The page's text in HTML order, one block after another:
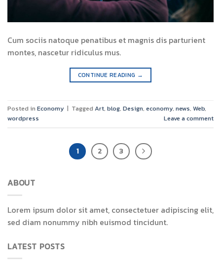
Cum sociis natoque penatibus et magnis dis parturient
montes, nascetur ridiculus mus.
CONTINUE READING →
Posted in Economy | Tagged Art, blog, Design, economy, news, Web,
wordpress
Leave a comment
1 2 3
ABOUT
Lorem ipsum dolor sit amet, consectetuer adipiscing elit,
sed diam nonummy nibh euismod tincidunt.
LATEST POSTS